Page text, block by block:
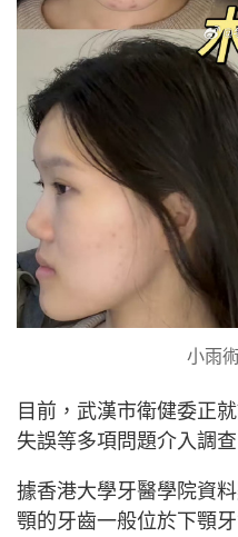
小雨
目前，武漢市衛健委正
失誤等多項問題介入調查
據香港大學牙醫學院資
顎的牙齒一般位於下顎